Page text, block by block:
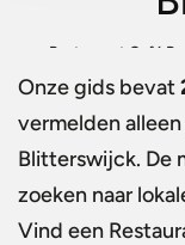
Restaurant Café Bar
Onze gids bevat
vermelden
Blitterswijck. De
zoeken naar
Vind een